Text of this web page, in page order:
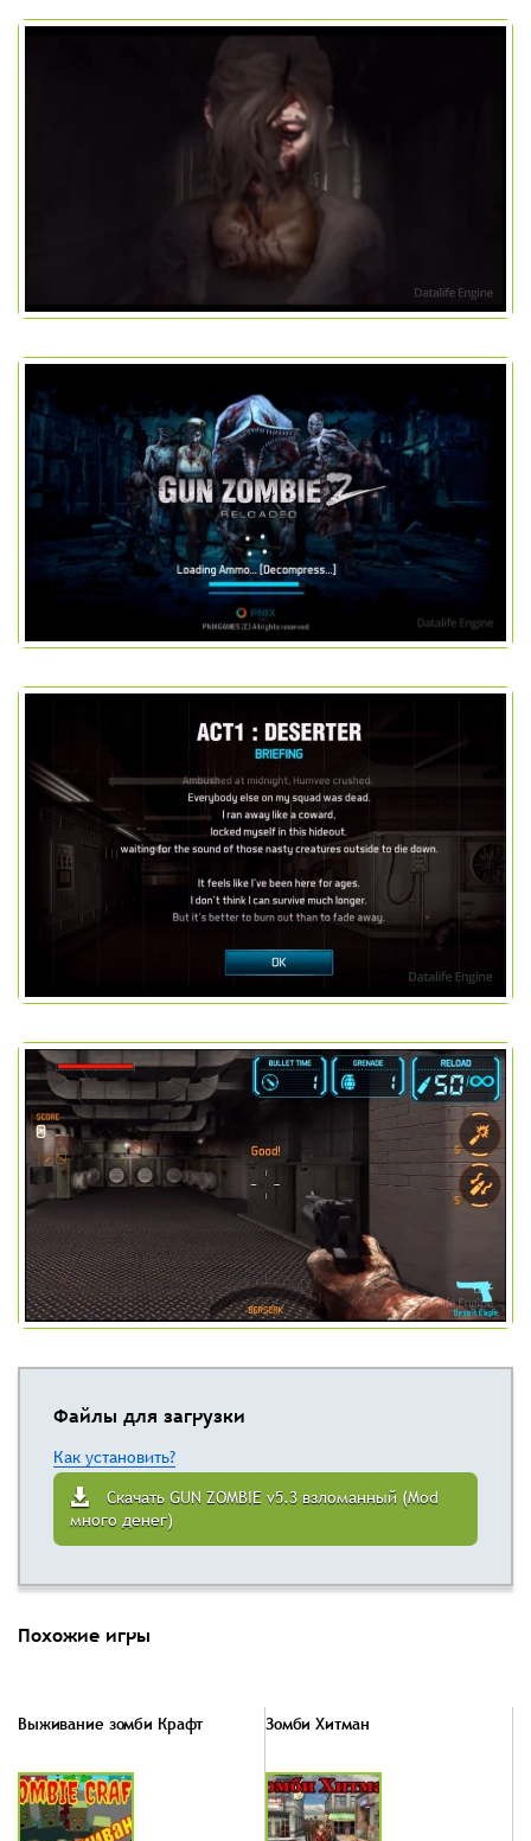
Файлы для загрузки
Как установить?
Скачать GUN ZOMBIE v5.3 взломанный (Mod
много денег)
Похожие игры
Выживание зомби Крафт Зомби Хитман